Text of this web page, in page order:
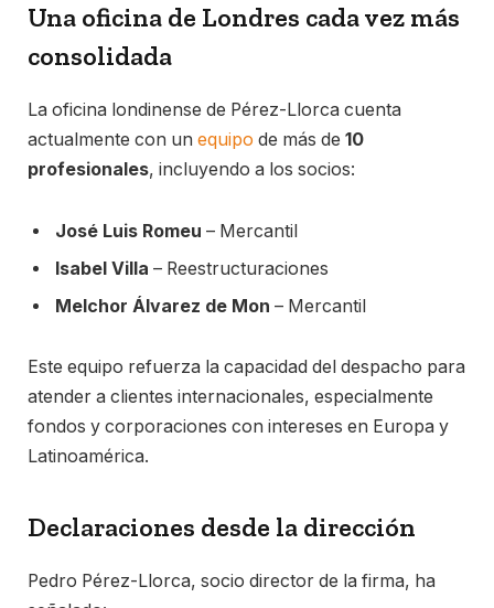
Una oficina de Londres cada vez más
consolidada
La oficina londinense de Pérez-Llorca cuenta
actualmente con un equipo de más de 10
profesionales, incluyendo a los socios:
José Luis Romeu – Mercantil
Isabel Villa – Reestructuraciones
Melchor Álvarez de Mon – Mercantil
Este equipo refuerza la capacidad del despacho para
atender a clientes internacionales, especialmente
fondos y corporaciones con intereses en Europa y
Latinoamérica.
Declaraciones desde la dirección
Pedro Pérez-Llorca, socio director de la firma, ha